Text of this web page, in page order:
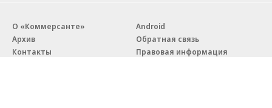
О «Коммерсанте»
Архив
Контакты
Android
Обратная связь
Правовая информация